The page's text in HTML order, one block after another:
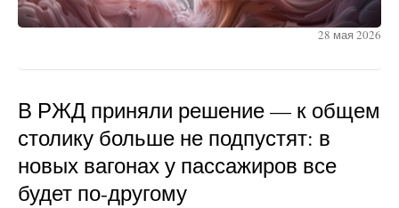
28 мая 2026
В РЖД приняли решение — к общем
столику больше не подпустят: в
новых вагонах у пассажиров все
будет по-другому